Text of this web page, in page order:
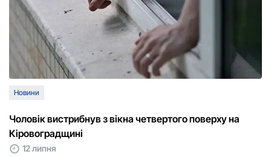
Новини
Чоловік вистрибнув з вікна четвертого поверху на
Кіровоградщині
12 липня